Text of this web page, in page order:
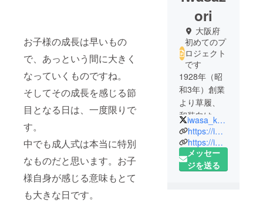
お子様の成長は早いもの
で、あっという間に大きく
なっていくものですね。
そしてその成長を感じる節
目となる日は、一度限りで
す。
中でも成人式は本当に特別
なものだと思います。お子
様自身が感じる意味もとて
も大きな日です。
ori
大阪府
初めてのプ
ロジェクト
です
1928年（昭
和3年）創業
より草履、
和装向けハ
ンドバッ
グ、フォー
マルバッグ
の製造を、
iwasa_koubo
https://iwasa-zouri.com/
https://iwasajapan.com/
メッセー
ジを送る